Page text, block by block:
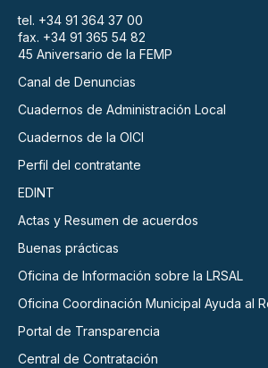
tel. +34 91 364 37 00
fax. +34 91 365 54 82
45 Aniversario de la FEMP
Canal de Denuncias
Cuadernos de Administración Local
Cuadernos de la OICI
Perfil del contratante
EDINT
Actas y Resumen de acuerdos
Buenas prácticas
Oficina de Información sobre la LRSAL
Oficina Coordinación Municipal Ayuda al
Portal de Transparencia
Central de Contratación